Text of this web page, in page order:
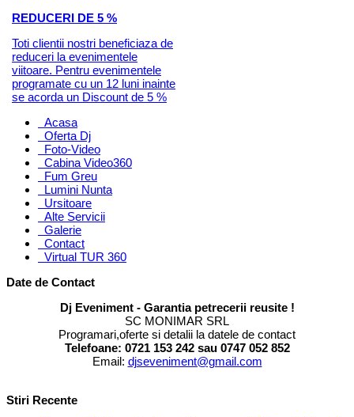
REDUCERI DE 5 %
Toti clientii nostri beneficiaza de
reduceri la evenimentele
viitoare. Pentru evenimentele
programate cu un 12 luni inainte
se acorda un Discount de 5 %
Acasa
Oferta Dj
Foto-Video
Cabina Video360
Fum Greu
Lumini Nunta
Ursitoare
Alte Servicii
Galerie
Contact
Virtual TUR 360
Date de Contact
Dj Eveniment - Garantia petrecerii reusite !
SC MONIMAR SRL
Programari,oferte si detalii la datele de contact
Telefoane: 0721 153 242 sau 0747 052 852
Email: djseveniment@gmail.com
Stiri Recente